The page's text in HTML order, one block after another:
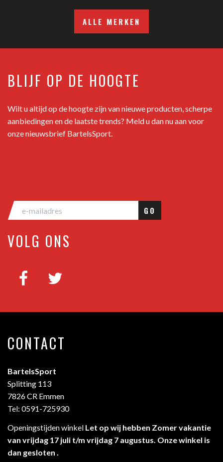
ALLE MERKEN
BLIJF OP DE HOOGTE
Wilt u altijd op de hoogte zijn van nieuwe producten, scherpe
aanbiedingen en de laatste trends? Meld u dan nu aan voor
onze nieuwsbrief BartelsSport.
GO
VOLG ONS
CONTACT
BartelsSport
Splitting 113
7826 CR Emmen
Tel: 0591-725930
Openingstijden winkel Let op wij hebben Zomer vakantie
van vrijdag 17 juli t/m vrijdag 7 augustus. Onze winkel is
dan gesloten .